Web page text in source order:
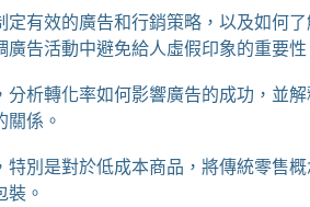
有效的廣告和行銷策略，以及如何
告活動中避免給人虛假印象的重要性
析轉化率如何影響廣告的成功，並
關係。
別是對於低成本商品，將傳統零售
裝。